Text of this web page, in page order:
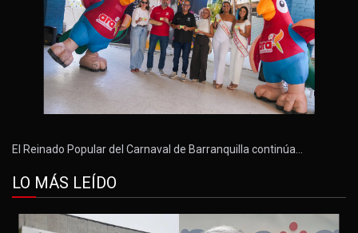
El Reinado Popular del Carnaval de Barranquilla continúa…
LO MÁS LEÍDO